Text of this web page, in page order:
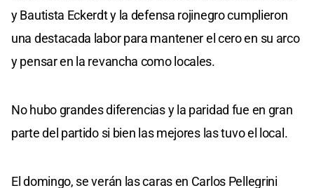
y Bautista Eckerdt y la defensa rojinegro cumplieron
una destacada labor para mantener el cero en su arco
y pensar en la revancha como locales.
No hubo grandes diferencias y la paridad fue en gran
parte del partido si bien las mejores las tuvo el local.
El domingo, se verán las caras en Carlos Pellegrini